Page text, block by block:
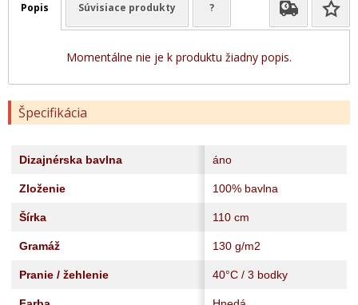
Popis Súvisiace produkty ?
Momentálne nie je k produktu žiadny popis.
Špecifikácia
Dizajnérska bavlna áno
Zloženie 100% bavlna
Šírka 110 cm
Gramáž 130 g/m2
Pranie / žehlenie 40°C / 3 bodky